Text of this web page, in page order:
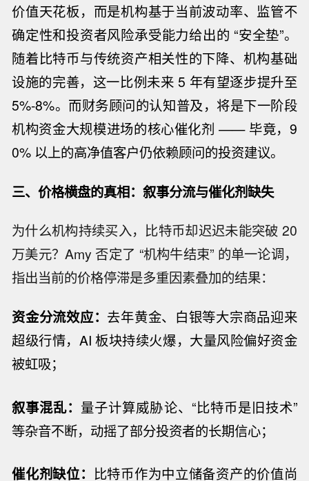
价值天花板，而是机构基于当前波动率、监管不
确定性和投资者风险承受能力给出的 “安全垫”。
随着比特币与传统资产相关性的下降、机构基础
设施的完善，这一比例未来 5 年有望逐步提升至
5%-8%。而财务顾问的认知普及，将是下一阶段
机构资金大规模进场的核心催化剂 —— 毕竟，9
0% 以上的高净值客户仍依赖顾问的投资建议。
三、价格横盘的真相：叙事分流与催化剂缺失
为什么机构持续买入，比特币却迟迟未能突破 20
万美元？Amy 否定了 “机构牛结束” 的单一论调，
指出当前的价格停滞是多重因素叠加的结果：
资金分流效应： 去年黄金、白银等大宗商品迎来
超级行情，AI 板块持续火爆，大量风险偏好资金
被虹吸；
叙事混乱： 量子计算威胁论、“比特币是旧技术”
等杂音不断，动摇了部分投资者的长期信心；
催化剂缺位： 比特币作为中立储备资产的价值尚